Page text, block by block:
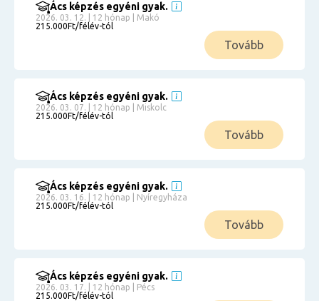
Ács képzés egyéni gyak.
2026. 03. 12. | 12 hónap | Makó
215.000Ft/félév-tól
Tovább
Ács képzés egyéni gyak.
2026. 03. 07. | 12 hónap | Miskolc
215.000Ft/félév-tól
Tovább
Ács képzés egyéni gyak.
2026. 03. 16. | 12 hónap | Nyíregyháza
215.000Ft/félév-tól
Tovább
Ács képzés egyéni gyak.
2026. 03. 17. | 12 hónap | Pécs
215.000Ft/félév-tól